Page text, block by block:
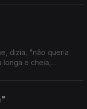
dizia, "não queria
e cheia,